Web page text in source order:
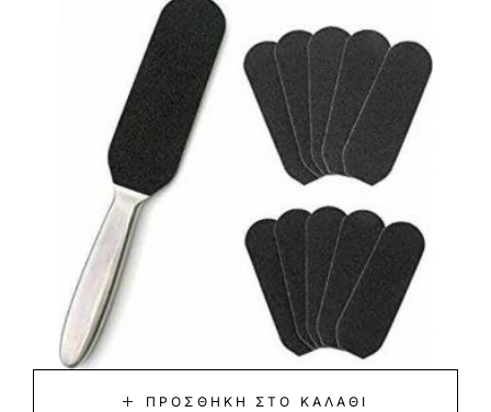
ΠΡΟΣΘΉΚΗ ΣΤΟ ΚΑΛΆΘΙ